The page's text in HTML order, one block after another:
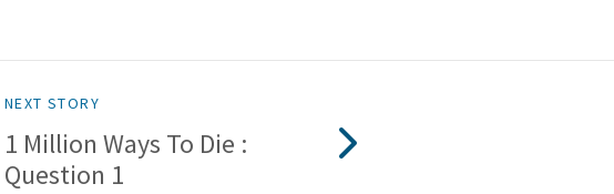
NEXT STORY
1 Million Ways To Die :
Question 1